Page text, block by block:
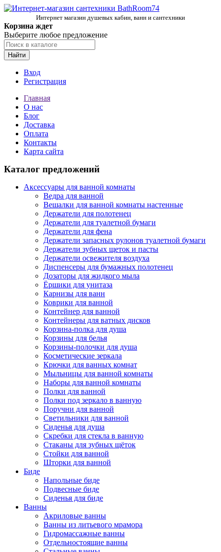
Интернет магазин душевых кабин, ванн и сантехники
Корзина ждет
Выберите любое предложение
Найти
Вход
Регистрация
Главная
О нас
Блог
Доставка
Оплата
Контакты
Карта сайта
Каталог предложений
Аксессуары для ванной комнаты
Ведра для ванной
Вешалки для ванной комнаты настенные
Держатели для полотенец
Держатели для туалетной бумаги
Держатели для фена
Держатели запасных рулонов туалетной бумаги
Держатели зубных щеток и пасты
Держатели освежителя воздуха
Диспенсеры для бумажных полотенец
Дозаторы для жидкого мыла
Ёршики для унитаза
Карнизы для ванн
Коврики для ванной
Контейнер для ванной
Контейнеры для ватных дисков
Корзина-полка для душа
Корзины для белья
Корзины-полочки для душа
Косметические зеркала
Крючки для ванных комнат
Мыльницы для ванной комнаты
Наборы для ванной комнаты
Полки для ванной
Полки под зеркало в ванную
Поручни для ванной
Светильники для ванной
Сиденья для душа
Скребки для стекла в ванную
Стаканы для зубных щёток
Стойки для ванной
Шторки для ванной
Биде
Напольные биде
Подвесные биде
Сиденья для биде
Ванны
Акриловые ванны
Ванны из литьевого мрамора
Гидромассажные ванны
Отдельностоящие ванны